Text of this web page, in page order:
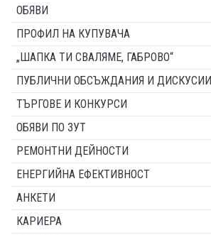
ОБЯВИ
ПРОФИЛ НА КУПУВАЧА
„ШАПКА ТИ СВАЛЯМЕ, ГАБРОВО“
ПУБЛИЧНИ ОБСЪЖДАНИЯ И ДИСКУСИИ
ТЪРГОВЕ И КОНКУРСИ
ОБЯВИ ПО ЗУТ
РЕМОНТНИ ДЕЙНОСТИ
ЕНЕРГИЙНА ЕФЕКТИВНОСТ
АНКЕТИ
КАРИЕРА